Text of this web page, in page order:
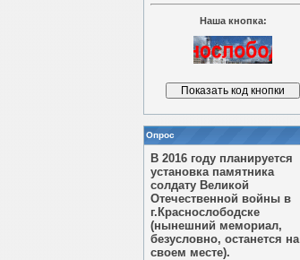
Наша кнопка:
Опрос
В 2016 году планируется
установка памятника
солдату Великой
Отечественной войны в
г.Краснослободске
(нынешний мемориал,
безусловно, останется на
своем месте).